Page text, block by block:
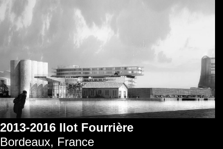
2013-2016 Ilot Fourrière
Bordeaux, France